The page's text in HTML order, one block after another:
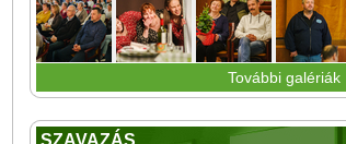
További galériák
SZAVAZÁS